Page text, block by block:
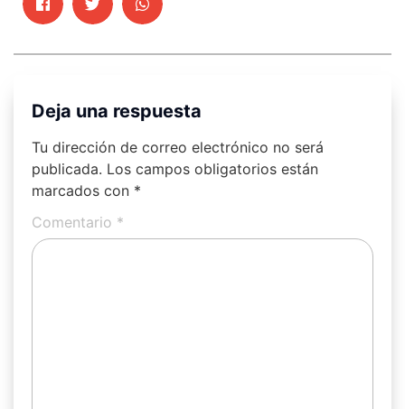
Deja una respuesta
Tu dirección de correo electrónico no será
publicada. Los campos obligatorios están
marcados con *
Comentario *